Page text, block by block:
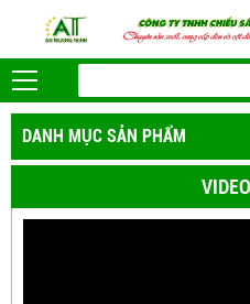
DANH MỤC SẢN PHẨM